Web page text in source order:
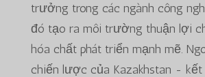
trưởng trong các ngành công
đó tạo ra môi trường thuận lợi
hóa chất phát triển mạnh mẽ.
chiến lược của Kazakhstan - kết